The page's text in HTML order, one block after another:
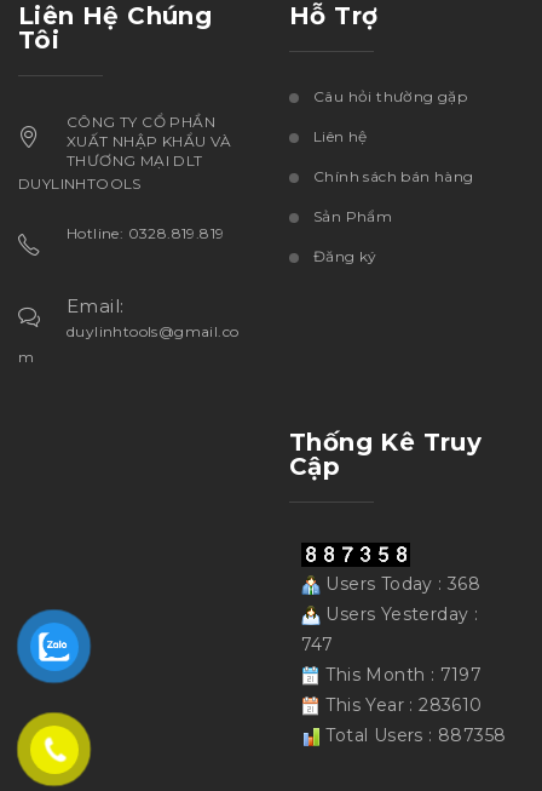
Liên Hệ Chúng
Tôi
CÔNG TY CỔ PHẦN
XUẤT NHẬP KHẨU VÀ
THƯƠNG MẠI DLT
DUYLINHTOOLS
Hotline: 0328.819.819
Email:
duylinhtools@gmail.co
m
Hỗ Trợ
Câu hỏi thường gặp
Liên hệ
Chính sách bán hàng
Sản Phẩm
Đăng ký
Thống Kê Truy
Cập
Users Today : 368
Users Yesterday :
747
This Month : 7197
This Year : 283610
Total Users : 887358